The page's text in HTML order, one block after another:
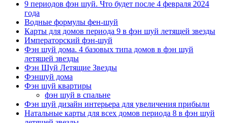
9 периодов фэн шуй. Что будет после 4 февраля 2024
года
Водные формулы фен-шуй
Карты для домов периода 9 в фэн шуй летящей звезды
Императорский фэн-шуй
Фэн шуй дома. 4 базовых типа домов в фэн шуй
летящей звезды
Фэн Шуй Летящие Звезды
Фэншуй дома
Фэн шуй квартиры
фэн шуй в спальне
Фэн шуй дизайн интерьера для увеличения прибыли
Натальные карты для всех домов периода 8 в фэн шуй